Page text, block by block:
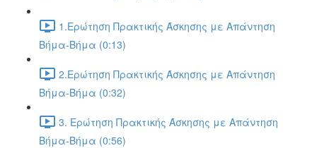
1.Ερώτηση Πρακτικής Άσκησης με Απάντηση
Βήμα-Βήμα (0:13)
2.Ερώτηση Πρακτικής Άσκησης με Απάντηση
Βήμα-Βήμα (0:32)
3. Ερώτηση Πρακτικής Άσκησης με Απάντηση
Βήμα-Βήμα (0:56)